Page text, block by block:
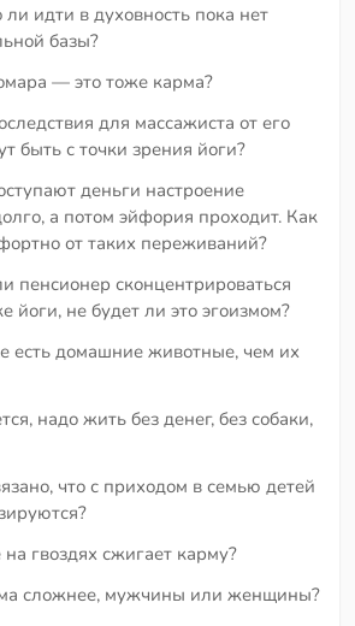
ли идти в духовность пока нет
базы?
— это тоже карма?
для массажиста от его
быть с точки зрения йоги?
деньги настроение
а потом эйфория проходит. Как
от таких переживаний?
пенсионер сконцентрироваться
йоги, не будет ли это эгоизмом?
есть домашние животные, чем их
надо жить без денег, без собаки,
что с приходом в семью детей
гвоздях сжигает карму?
сложнее, мужчины или женщины?